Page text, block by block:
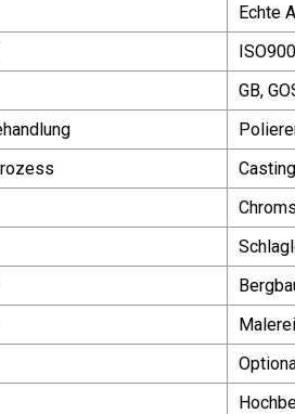
Echte
GB,
Casting
Malerei